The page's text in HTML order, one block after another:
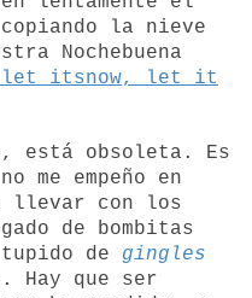
la nieve
Nochebuena
let itsnow, let it
está obsoleta. Es
me empeño en
llevar con los
de bombitas
de gingles
que ser